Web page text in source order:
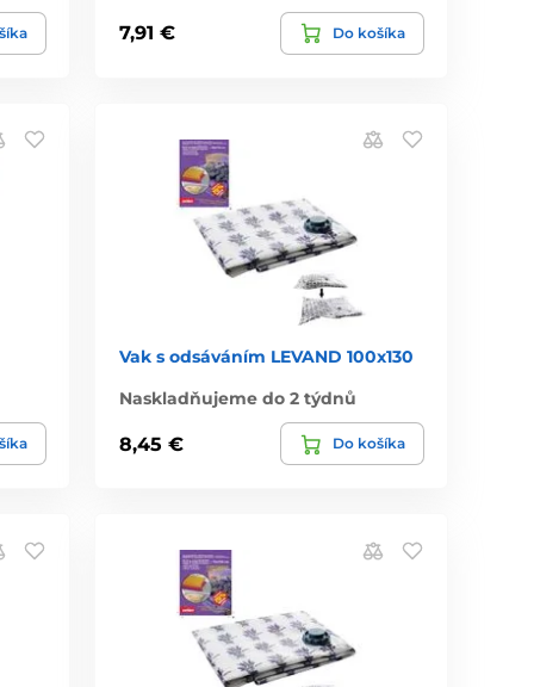
7,91 € Do košíka
Vak s odsáváním LEVAND 100x130
Naskladňujeme do 2 týdnů
8,45 € Do košíka